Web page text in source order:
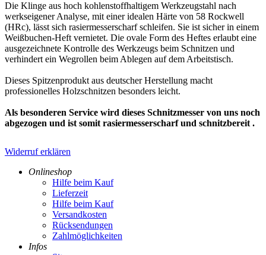
Die Klinge aus hoch kohlenstoffhaltigem Werkzeugstahl nach
werkseigener Analyse, mit einer idealen Härte von 58 Rockwell
(HRc), lässt sich rasiermesserscharf schleifen. Sie ist sicher in einem
Weißbuchen-Heft vernietet. Die ovale Form des Heftes erlaubt eine
ausgezeichnete Kontrolle des Werkzeugs beim Schnitzen und
verhindert ein Wegrollen beim Ablegen auf dem Arbeitstisch.
Dieses Spitzenprodukt aus deutscher Herstellung macht
professionelles Holzschnitzen besonders leicht.
Als besonderen Service wird dieses Schnitzmesser von uns noch
abgezogen und ist somit rasiermesserscharf und schnitzbereit .
Widerruf erklären
Onlineshop
Hilfe beim Kauf
Lieferzeit
Hilfe beim Kauf
Versandkosten
Rücksendungen
Zahlmöglichkeiten
Infos